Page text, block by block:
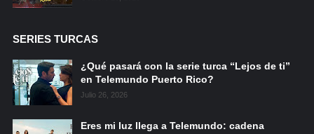
SERIES TURCAS
¿Qué pasará con la serie turca “Lejos de ti”
en Telemundo Puerto Rico?
Julio 26, 2026
Eres mi luz llega a Telemundo: cadena